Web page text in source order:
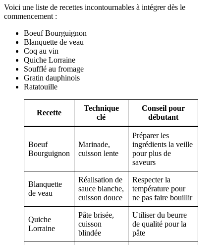
Voici une liste de recettes incontournables à intégrer dès le
commencement :
Boeuf Bourguignon
Blanquette de veau
Coq au vin
Quiche Lorraine
Soufflé au fromage
Gratin dauphinois
Ratatouille
Recette
Technique
clé
Conseil pour
débutant
Boeuf
Bourguignon
Marinade,
cuisson lente
Préparer les
ingrédients la veille
pour plus de
saveurs
Blanquette
de veau
Réalisation de
sauce blanche,
cuisson douce
Respecter la
température pour
ne pas faire bouillir
Quiche
Lorraine
Pâte brisée,
cuisson
blindée
Utiliser du beurre
de qualité pour la
pâte